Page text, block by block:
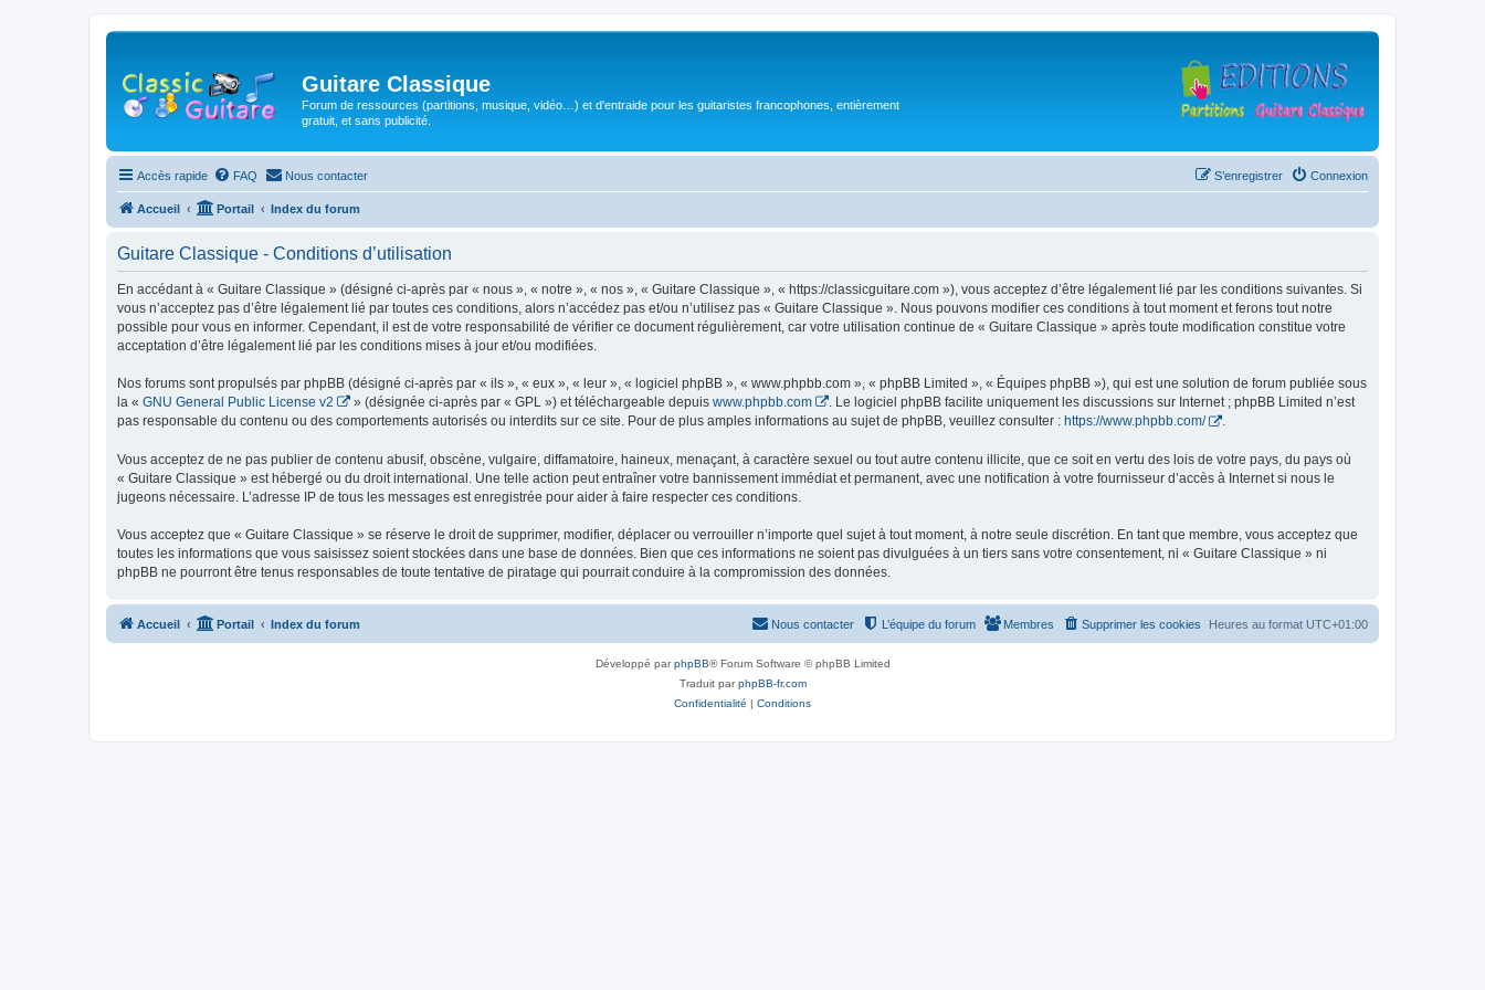
Guitare Classique
Forum de ressources (partitions, musique, vidéo…) et d'entraide pour les guitaristes francophones, entièrement
gratuit, et sans publicité.
Accès rapide FAQ Nous contacter Connexion
S’enregistrer
Accueil Portail Index du forum
Guitare Classique - Conditions d’utilisation
En accédant à « Guitare Classique » (désigné ci-après par « nous », « notre », « nos », « Guitare Classique », « https://classicguitare.com »), vous acceptez d’être légalement lié par les conditions suivantes. Si
vous n’acceptez pas d’être légalement lié par toutes ces conditions, alors n’accédez pas et/ou n’utilisez pas « Guitare Classique ». Nous pouvons modifier ces conditions à tout moment et ferons tout notre
possible pour vous en informer. Cependant, il est de votre responsabilité de vérifier ce document régulièrement, car votre utilisation continue de « Guitare Classique » après toute modification constitue votre
acceptation d’être légalement lié par les conditions mises à jour et/ou modifiées.
Nos forums sont propulsés par phpBB (désigné ci-après par « ils », « eux », « leur », « logiciel phpBB », « www.phpbb.com », « phpBB Limited », « Équipes phpBB »), qui est une solution de forum publiée sous
la « GNU General Public License v2 » (désignée ci-après par « GPL ») et téléchargeable depuis www.phpbb.com
. Le logiciel phpBB facilite uniquement les discussions sur Internet ; phpBB Limited n’est
pas responsable du contenu ou des comportements autorisés ou interdits sur ce site. Pour de plus amples informations au sujet de phpBB, veuillez consulter : https://www.phpbb.com/ .
Vous acceptez de ne pas publier de contenu abusif, obscène, vulgaire, diffamatoire, haineux, menaçant, à caractère sexuel ou tout autre contenu illicite, que ce soit en vertu des lois de votre pays, du pays où
« Guitare Classique » est hébergé ou du droit international. Une telle action peut entraîner votre bannissement immédiat et permanent, avec une notification à votre fournisseur d’accès à Internet si nous le
jugeons nécessaire. L’adresse IP de tous les messages est enregistrée pour aider à faire respecter ces conditions.
Vous acceptez que « Guitare Classique » se réserve le droit de supprimer, modifier, déplacer ou verrouiller n’importe quel sujet à tout moment, à notre seule discrétion. En tant que membre, vous acceptez que
toutes les informations que vous saisissez soient stockées dans une base de données. Bien que ces informations ne soient pas divulguées à un tiers sans votre consentement, ni « Guitare Classique » ni
phpBB ne pourront être tenus responsables de toute tentative de piratage qui pourrait conduire à la compromission des données.
Accueil Portail Index du forum Heures au format UTC+01:00
Supprimer les cookies
Membres
L’équipe du forum
Nous contacter
Développé parphpBB® Forum Software © phpBB Limited
Traduit parphpBB-fr.com
Confidentialité | Conditions